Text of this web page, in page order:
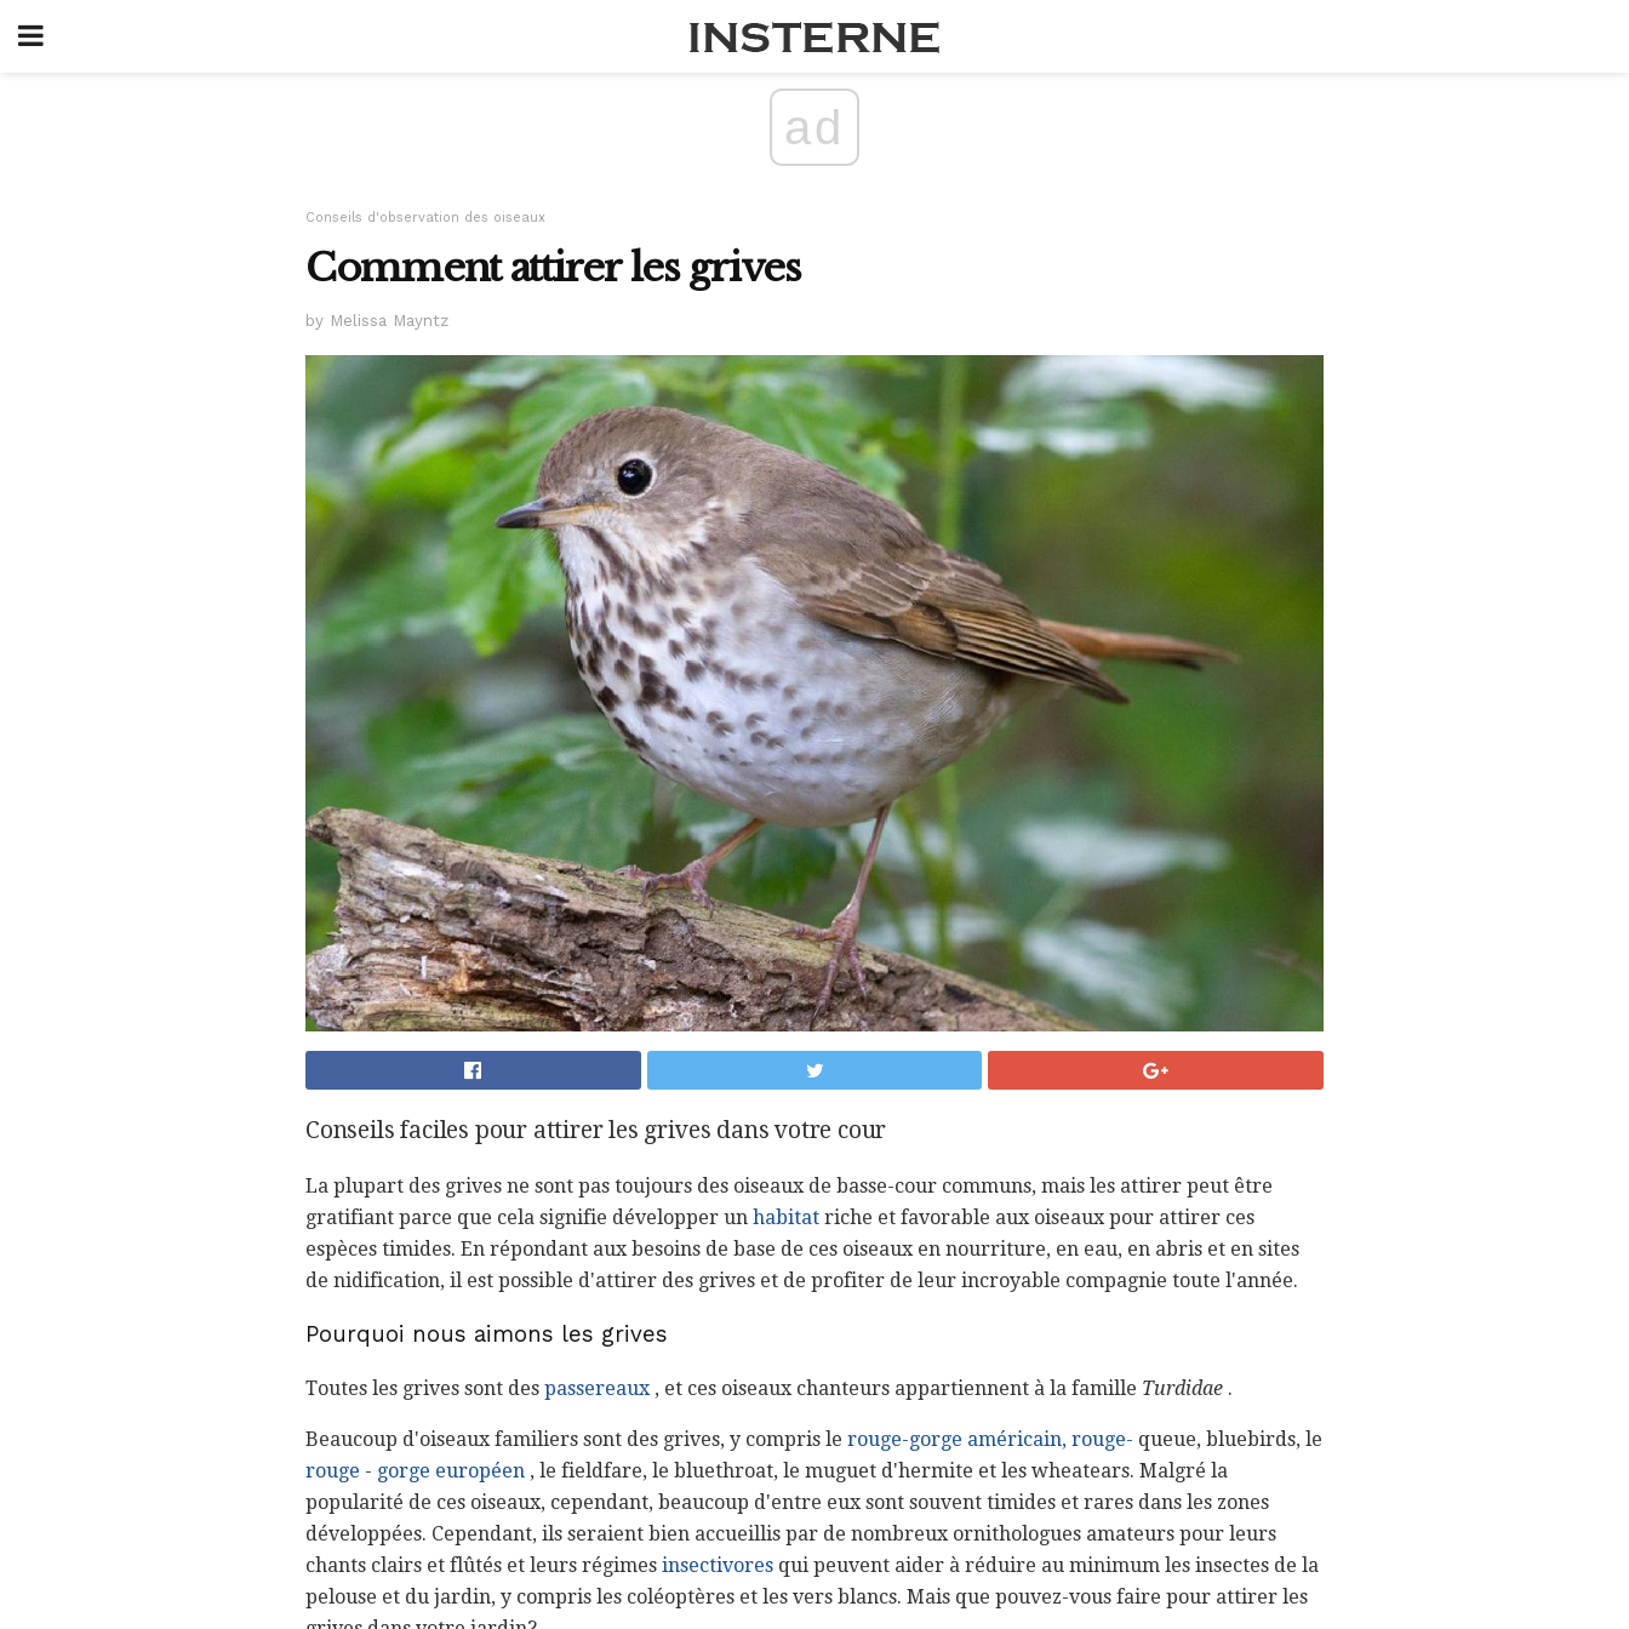
ad
Conseils d'observation des oiseaux
Comment attirer les grives
by Melissa Mayntz
Conseils faciles pour attirer les grives dans votre cour
La plupart des grives ne sont pas toujours des oiseaux de basse-cour communs, mais les attirer peut être
gratifiant parce que cela signifie développer un habitat riche et favorable aux oiseaux pour attirer ces
espèces timides. En répondant aux besoins de base de ces oiseaux en nourriture, en eau, en abris et en sites
de nidification, il est possible d'attirer des grives et de profiter de leur incroyable compagnie toute l'année.
Pourquoi nous aimons les grives
Toutes les grives sont des passereaux, et ces oiseaux chanteurs appartiennent à la famille Turdidae .
Beaucoup d'oiseaux familiers sont des grives, y compris le rouge-gorge américain, rouge- queue, bluebirds, le
rouge - gorge européen , le fieldfare, le bluethroat, le muguet d'hermite et les wheatears. Malgré la
popularité de ces oiseaux, cependant, beaucoup d'entre eux sont souvent timides et rares dans les zones
développées. Cependant, ils seraient bien accueillis par de nombreux ornithologues amateurs pour leurs
chants clairs et flûtés et leurs régimes insectivores qui peuvent aider à réduire au minimum les insectes de la
pelouse et du jardin, y compris les coléoptères et les vers blancs. Mais que pouvez-vous faire pour attirer les